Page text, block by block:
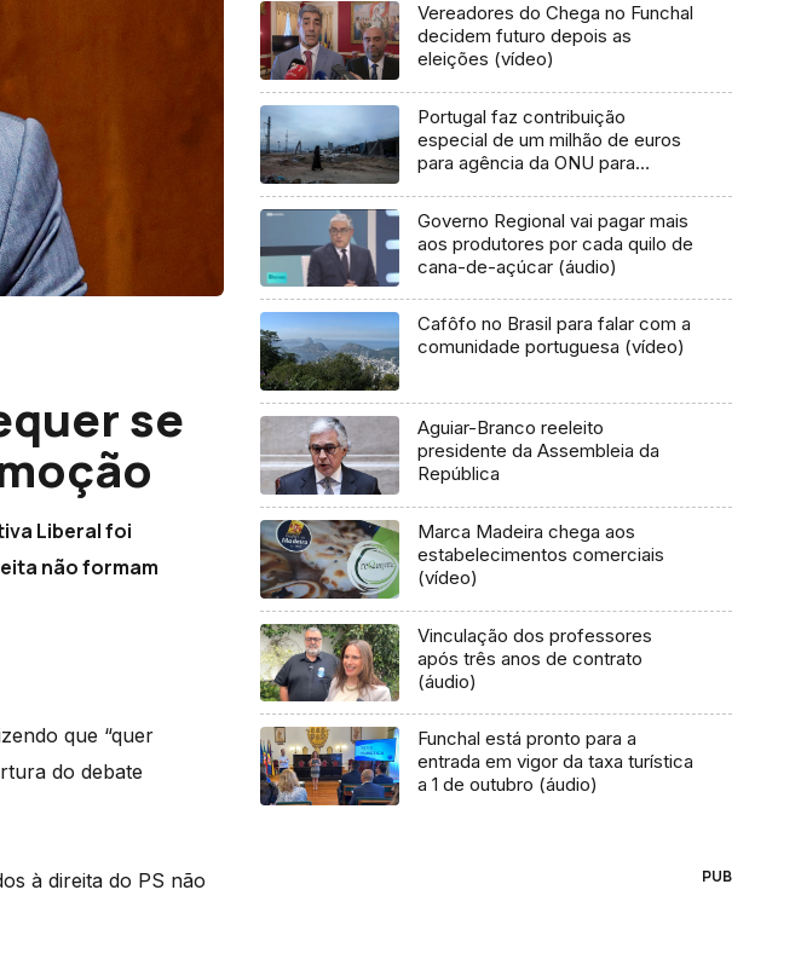
se
Liberal foi
não formam
que “quer
do debate
à direita do PS não
Vereadores do Chega no Funchal
decidem futuro depois as
eleições (vídeo)
Portugal faz contribuição
especial de um milhão de euros
para agência da ONU para
Governo Regional vai pagar mais
aos produtores por cada quilo de
cana-de-açúcar (áudio)
Cafôfo no Brasil para falar com a
comunidade portuguesa (vídeo)
Aguiar-Branco reeleito
presidente da Assembleia da
República
Marca Madeira chega aos
estabelecimentos comerciais
(vídeo)
Vinculação dos professores
após três anos de contrato
(áudio)
Funchal está pronto para a
entrada em vigor da taxa turística
a 1 de outubro (áudio)
PUB